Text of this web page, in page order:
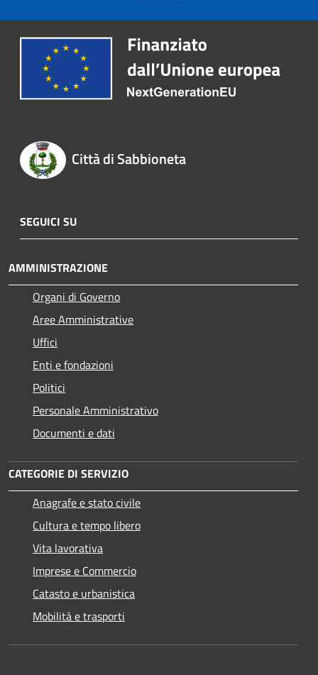
Città di Sabbioneta
SEGUICI SU
AMMINISTRAZIONE
Organi di Governo
Aree Amministrative
Uffici
Enti e fondazioni
Politici
Personale Amministrativo
Documenti e dati
CATEGORIE DI SERVIZIO
Anagrafe e stato civile
Cultura e tempo libero
Vita lavorativa
Imprese e Commercio
Catasto e urbanistica
Mobilità e trasporti